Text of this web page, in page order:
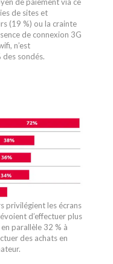
de sites et
(19 %) ou la crainte
de connexion 3G
n’est
sondés.
privilégient les écrans
d’effectuer plus
parallèle 32 % à
des achats en